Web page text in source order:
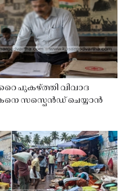
പുകഴ്ത്തി വിവാദ
സസ്പെൻഡ് ചെയ്യാൻ